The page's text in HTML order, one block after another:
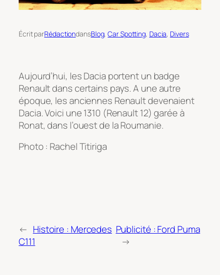
Écrit parRédactiondansBlog, Car Spotting, Dacia, Divers
Aujourd’hui, les Dacia portent un badge
Renault dans certains pays. A une autre
époque, les anciennes Renault devenaient
Dacia. Voici une 1310 (Renault 12) garée à
Ronat, dans l’ouest de la Roumanie.
Photo : Rachel Titiriga
← Histoire : Mercedes
C111
Publicité : Ford Puma
→